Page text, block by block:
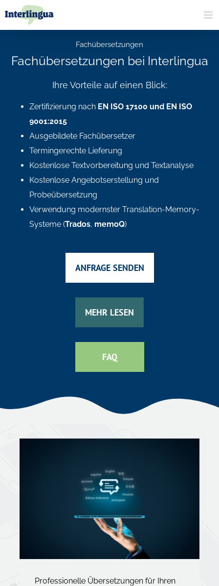
Fachübersetzungen
Fachübersetzungen bei Interlingua
Ihre Vorteile auf einen Blick:
Zertifizierung nach EN ISO 17100 und EN ISO
9001:2015
Ausgebildete Fachübersetzer
Termingerechte Lieferung
Kostenlose Textvorbereitung und Textanalyse
Kostenlose Angebotserstellung und
Probeübersetzung
Verwendung modernster Translation-Memory-
Systeme (Trados, memoQ)
ANFRAGE SENDEN
MEHR LESEN
FAQ
Professionelle Übersetzungen für Ihren